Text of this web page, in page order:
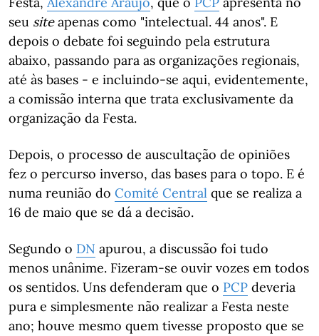
seu siteapenas como "intelectual. 44 anos". E
depois o debate foi seguindo pela estrutura
abaixo, passando para as organizações regionais,
até às bases - e incluindo-se aqui, evidentemente,
a comissão interna que trata exclusivamente da
organização da Festa.
Depois, o processo de auscultação de opiniões
fez o percurso inverso, das bases para o topo. E é
numa reunião do Comité Central que se realiza a
16 de maio que se dá a decisão.
Segundo o DN apurou, a discussão foi tudo
menos unânime. Fizeram-se ouvir vozes em todos
os sentidos. Uns defenderam que o PCP deveria
pura e simplesmente não realizar a Festa neste
ano; houve mesmo quem tivesse proposto que se